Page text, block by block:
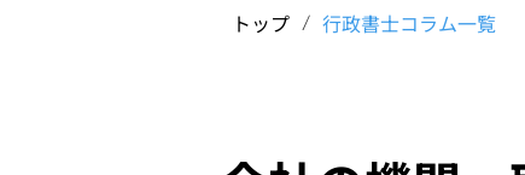
トップ / 行政書士コラム一覧